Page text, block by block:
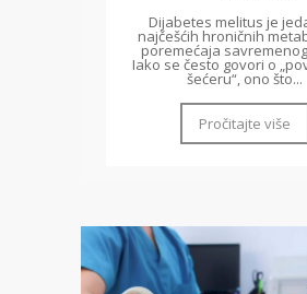
Dijabetes melitus je
najčešćih hroničnih
poremećaja
Iako se često govori o
šećeru“, ono što...
Pročitajte više